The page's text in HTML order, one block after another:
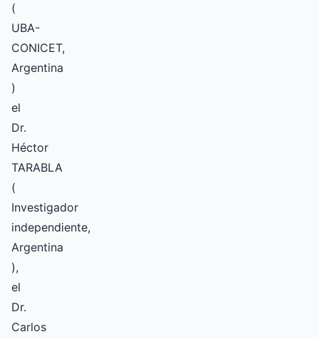
(
UBA-
CONICET,
Argentina
)
el
Dr.
Héctor
TARABLA
(
Investigador
independiente,
Argentina
),
el
Dr.
Carlos